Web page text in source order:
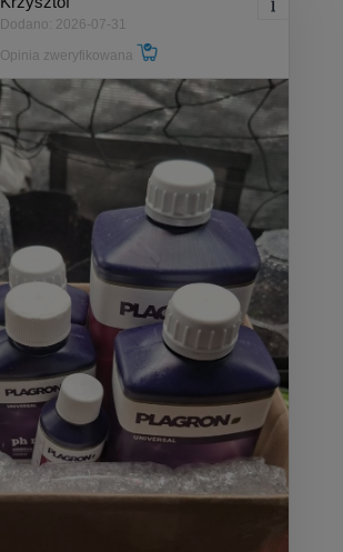
Dodano: 2026-07-31
Opinia zweryfikowana